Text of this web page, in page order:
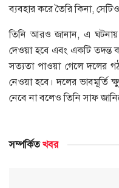
ব্যবহার করে তৈরি কিনা,
তিনি আরও জানান, এ ঘটনায়
দেওয়া হবে এবং একটি তদন্ত
সত্যতা পাওয়া গেলে দলের
নেওয়া হবে। দলের ভাবমূর্তি
নেবে না বলেও তিনি সাফ
সম্পর্কিতখবর